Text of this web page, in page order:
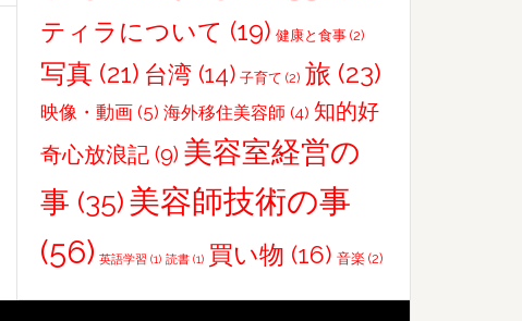
ト
に
加
し
て〜
ティラについて (19) 健康と食事 (2)
写真 (21) 台湾 (14) 子育て (2) 旅 (23)
映像・動画 (5) 海外移住美容師 (4) 知的好
奇心放浪記 (9) 美容室経営の
事 (35)美容師技術の事
(56) 英語学習 (1) 読書 (1) 買い物 (16) 音楽 (2)